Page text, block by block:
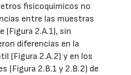
fisicoquímicos no
entre las muestras
(Figura 2.A.1), sin
diferencias en la
(Figura 2.A.2) y en los
(Figura 2.B.1 y 2.B.2) de